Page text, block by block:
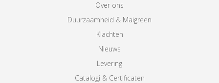
Over ons
Duurzaamheid & Maigreen
Klachten
Nieuws
Levering
Catalogi & Certificaten